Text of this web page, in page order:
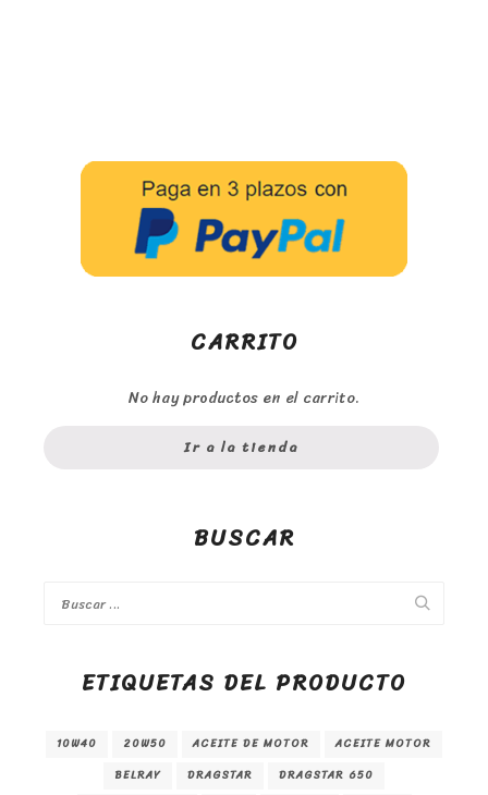
CARRITO
No hay productos en el carrito.
Ir a la tienda
BUSCAR
ETIQUETAS DEL PRODUCTO
10W40 20W50 ACEITE DE MOTOR
ACEITE MOTOR
BELRAY
DRAGSTAR
DRAGSTAR 650